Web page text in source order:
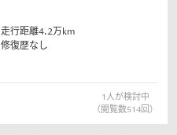
走行距離4.2万km
修復歴なし
1 人が検討中
（閲覧数514回）